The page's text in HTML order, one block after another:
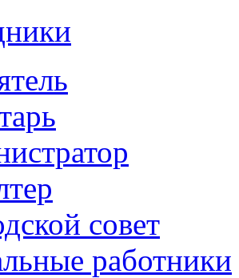
совет
работники